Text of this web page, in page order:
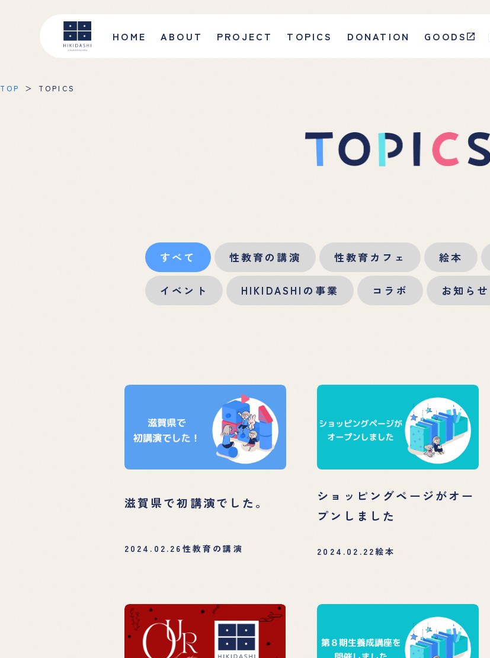
HOME ABOUT PROJECT TOPICS DONATION GOODS
TOP TOPICS
すべて 性教育の講演 性教育カフェ 絵本
イベント HIKIDASHIの事業 コラボ お知らせ
滋賀県で初講演でした。
2024.02.26 性教育の講演
ショッピングページがオー
プンしました
2024.02.22絵本